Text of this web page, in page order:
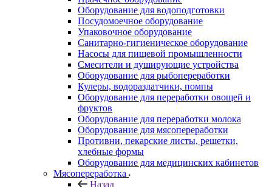
Оборудование для водоподготовки
Посудомоечное оборудование
Упаковочное оборудование
Санитарно-гигиеническое оборудование
Насосы для пищевой промышленности
Смесители и душирующие устройства
Оборудование для рыбопереработки
Кулеры, водораздатчики, помпы
Оборудование для переработки овощей и
фруктов
Оборудование для переработки молока
Оборудование для мясопереработки
Противни, пекарские листы, решетки,
хлебные формы
Оборудование для медицинских кабинетов
Мясопереработка
Назад